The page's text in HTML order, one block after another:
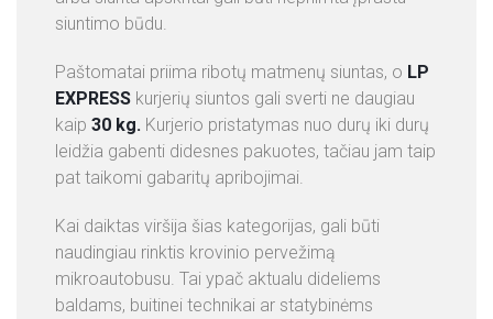
siuntimo būdu.
Paštomatai priima ribotų matmenų siuntas, o LP
EXPRESS kurjerių siuntos gali sverti ne daugiau
kaip 30 kg. Kurjerio pristatymas nuo durų iki durų
leidžia gabenti didesnes pakuotes, tačiau jam taip
pat taikomi gabaritų apribojimai.
Kai daiktas viršija šias kategorijas, gali būti
naudingiau rinktis krovinio pervežimą
mikroautobusu. Tai ypač aktualu dideliems
baldams, buitinei technikai ar statybinėms